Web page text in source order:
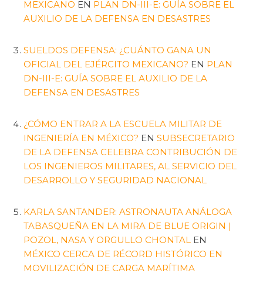
MEXICANO EN PLAN DN-III-E: GUÍA SOBRE EL
AUXILIO DE LA DEFENSA EN DESASTRES
SUELDOS DEFENSA: ¿CUÁNTO GANA UN
OFICIAL DEL EJÉRCITO MEXICANO? EN PLAN
DN-III-E: GUÍA SOBRE EL AUXILIO DE LA
DEFENSA EN DESASTRES
¿CÓMO ENTRAR A LA ESCUELA MILITAR DE
INGENIERÍA EN MÉXICO? EN SUBSECRETARIO
DE LA DEFENSA CELEBRA CONTRIBUCIÓN DE
LOS INGENIEROS MILITARES, AL SERVICIO DEL
DESARROLLO Y SEGURIDAD NACIONAL
KARLA SANTANDER: ASTRONAUTA ANÁLOGA
TABASQUEÑA EN LA MIRA DE BLUE ORIGIN |
POZOL, NASA Y ORGULLO CHONTAL EN
MÉXICO CERCA DE RÉCORD HISTÓRICO EN
MOVILIZACIÓN DE CARGA MARÍTIMA